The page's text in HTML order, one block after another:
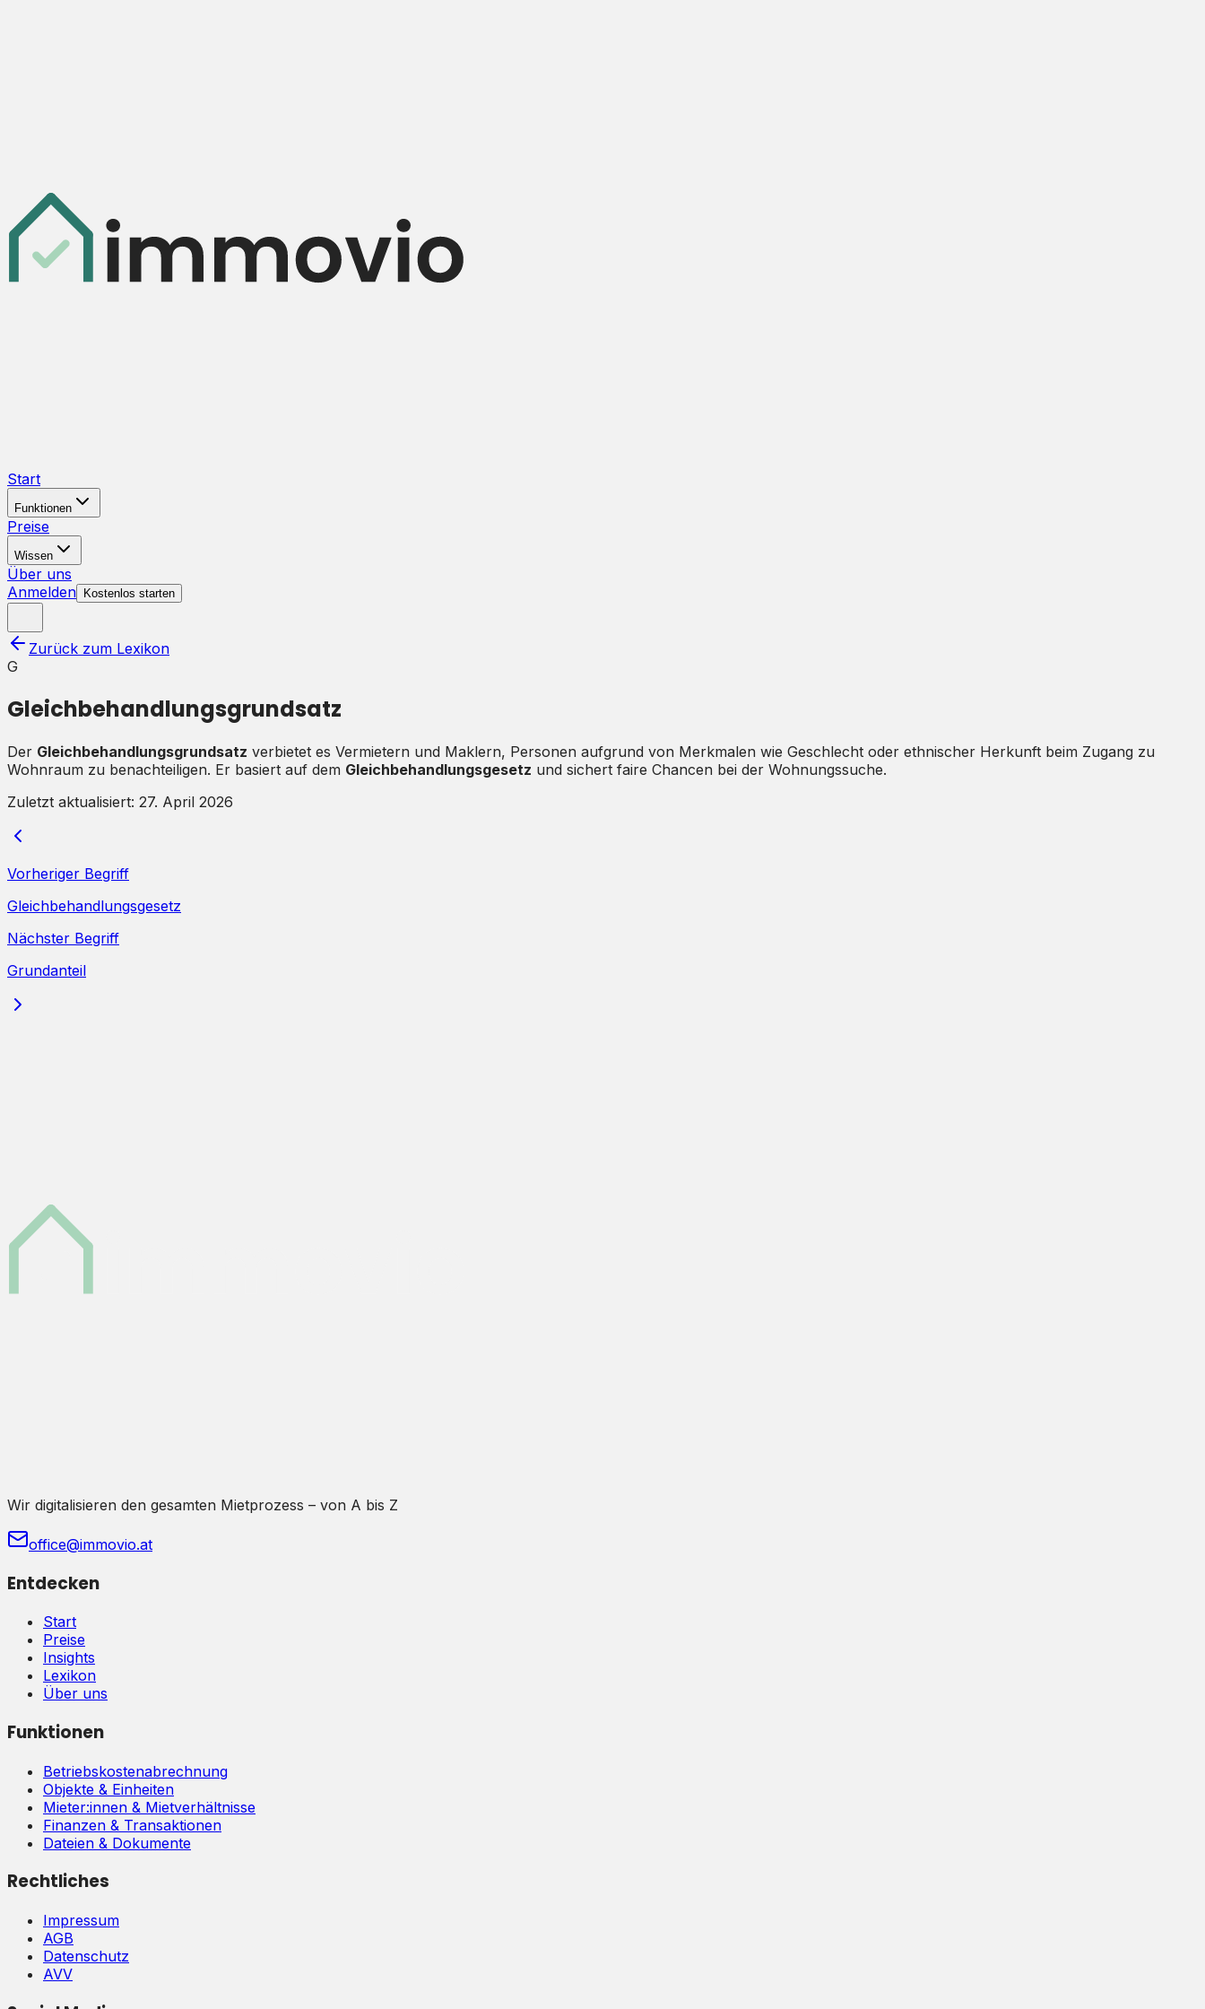
Start
Funktionen
Preise
Wissen
Über uns
Anmelden
Kostenlos starten
Zurück zum Lexikon
G
Gleichbehandlungsgrundsatz
Der Gleichbehandlungsgrundsatz verbietet es Vermietern und Maklern, Personen aufgrund von Merkmalen wie Geschlecht oder ethnischer Herkunft beim Zugang zu
Wohnraum zu benachteiligen. Er basiert auf dem Gleichbehandlungsgesetz und sichert faire Chancen bei der Wohnungssuche.
Zuletzt aktualisiert: 27. April 2026
Vorheriger Begriff
Gleichbehandlungsgesetz
Nächster Begriff
Grundanteil
Wir digitalisieren den gesamten Mietprozess – von A bis Z
office@immovio.at
Entdecken
Start
Preise
Insights
Lexikon
Über uns
Funktionen
Betriebskostenabrechnung
Objekte & Einheiten
Mieter:innen & Mietverhältnisse
Finanzen & Transaktionen
Dateien & Dokumente
Rechtliches
Impressum
AGB
Datenschutz
AVV